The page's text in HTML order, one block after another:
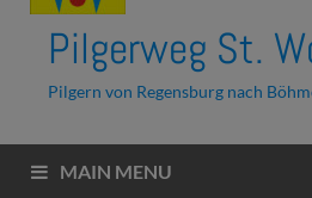
Pilgerweg St.
Pilgern von Regensburg nach
MAIN MENU